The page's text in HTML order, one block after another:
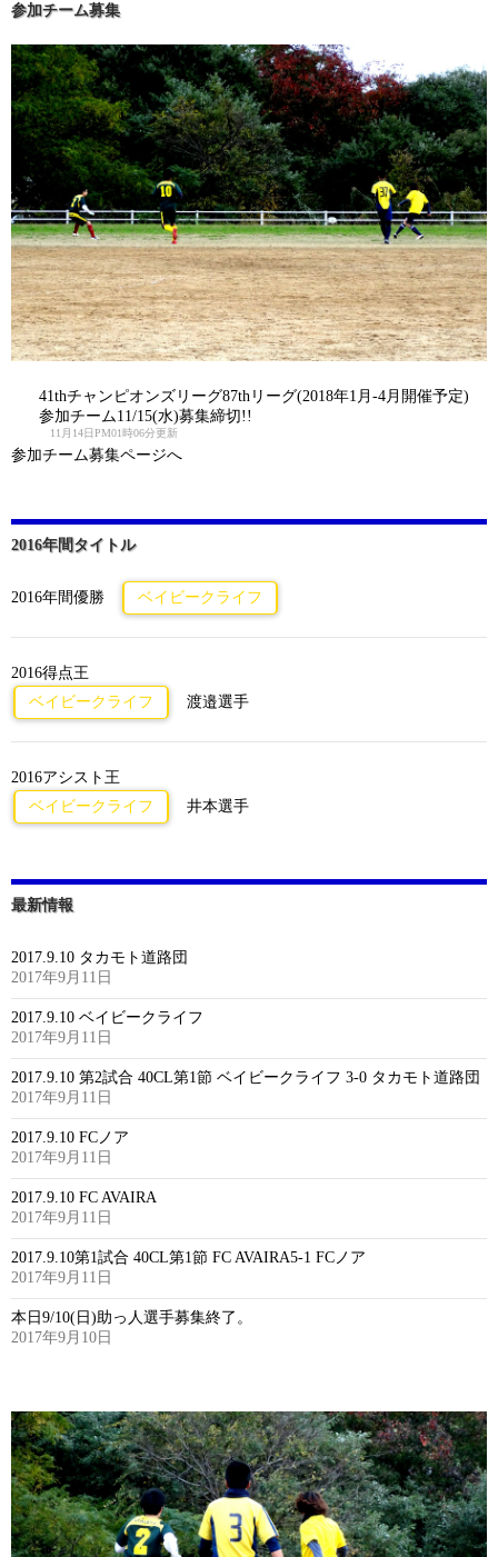
参加チーム募集
41thチャンピオンズリーグ87thリーグ(2018年1月-4月開催予定)
参加チーム11/15(水)募集締切!!
11月14日PM01時06分更新
参加チーム募集ページへ
2016年間タイトル
2016年間優勝 ベイビークライフ
2016得点王
ベイビークライフ
渡邉選手
2016アシスト王
ベイビークライフ
井本選手
最新情報
2017.9.10 タカモト道路団
2017年9月11日
2017.9.10 ベイビークライフ
2017年9月11日
2017.9.10 第2試合 40CL第1節 ベイビークライフ 3-0 タカモト道路団
2017年9月11日
2017.9.10 FCノア
2017年9月11日
2017.9.10 FC AVAIRA
2017年9月11日
2017.9.10第1試合 40CL第1節 FC AVAIRA5-1 FCノア
2017年9月11日
本日9/10(日)助っ人選手募集終了。
2017年9月10日